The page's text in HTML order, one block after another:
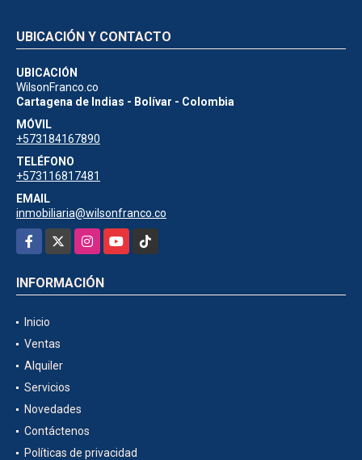
UBICACIÓN Y CONTACTO
UBICACIÓN
WilsonFranco.co
Cartagena de Indias - Bolívar - Colombia
MÓVIL
+573184167890
TELÉFONO
+573116817481
EMAIL
inmobiliaria@wilsonfranco.co
Facebook
InstagramYouTubeTikTok
INFORMACIÓN
Inicio
Ventas
Alquiler
Servicios
Novedades
Contáctenos
Políticas de privacidad